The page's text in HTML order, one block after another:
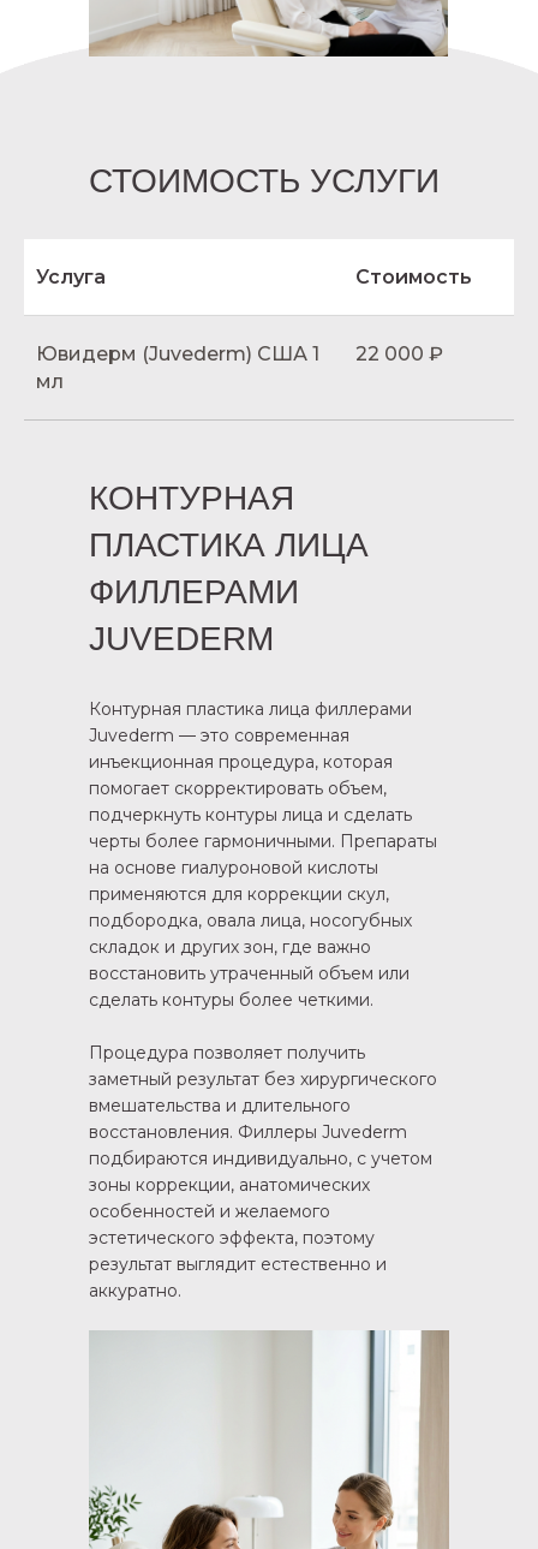
СТОИМОСТЬ УСЛУГИ
Услуга Стоимость
Ювидерм (Juvederm) США 1
мл
22 000 ₽
КОНТУРНАЯ
ПЛАСТИКА ЛИЦА
ФИЛЛЕРАМИ
JUVEDERM
Контурная пластика лица филлерами
Juvederm — это современная
инъекционная процедура, которая
помогает скорректировать объем,
подчеркнуть контуры лица и сделать
черты более гармоничными. Препараты
на основе гиалуроновой кислоты
применяются для коррекции скул,
подбородка, овала лица, носогубных
складок и других зон, где важно
восстановить утраченный объем или
сделать контуры более четкими.
Процедура позволяет получить
заметный результат без хирургического
вмешательства и длительного
восстановления. Филлеры Juvederm
подбираются индивидуально, с учетом
зоны коррекции, анатомических
особенностей и желаемого
эстетического эффекта, поэтому
результат выглядит естественно и
аккуратно.